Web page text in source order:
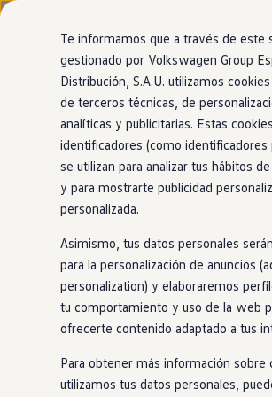
Ir
directamente
al contenido
Ir
directamente
al pie de
página
Nuevo ID. Cross
Vehículos Comerciales
Compra y ofertas
Volkswagen nuevo en stock
Volkswagen de ocasión
Financiación
My Renting
My Way
Seguros
Empresas
Autoescuelas
Eléctricos e híbridos
Más sobre híbridos
Plan Auto +
Etiquetas DGT
Simulador de autonomía, carga y
Carga y autonomía
Soluciones de carga
Tarifas de carga
Carga en casa
Modos de carga
Página de inicio
Volkswagen España
Información de seguridad del producto
seguridad
producto
safety
Te informamos que a través de este
gestionado por Volkswagen Group
Distribución, S.A.U. utilizamos
de terceros técnicas, de
analíticas y publicitarias. Estas
identificadores (como identificadores
se utilizan para analizar tus hábitos
y para mostrarte publicidad
personalizada.
Asimismo, tus datos personales
para la personalización de anuncios
personalization) y elaboraremos
tu comportamiento y uso de la web
ofrecerte contenido adaptado a tus
Para obtener más información sobre
utilizamos tus datos personales,